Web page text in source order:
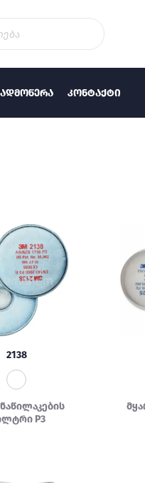
ᲙᲝᲜᲢᲐᲥᲢᲘ
2138
P3